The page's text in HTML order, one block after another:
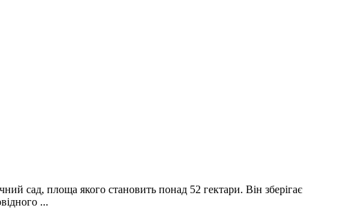
сад, площа якого становить понад 52 гектари. Він зберігає
...